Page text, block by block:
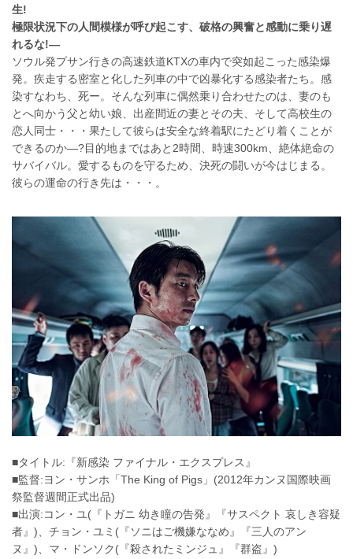
生!
極限状況下の人間模様が呼び起こす、破格の興奮と感動に乗り遅
れるな!―
ソウル発プサン行きの高速鉄道KTXの車内で突如起こった感染爆
発。疾走する密室と化した列車の中で凶暴化する感染者たち。感
染すなわち、死ー。そんな列車に偶然乗り合わせたのは、妻のも
とへ向かう父と幼い娘、出産間近の妻とその夫、そして高校生の
恋人同士・・・果たして彼らは安全な終着駅にたどり着くことが
できるのか―?目的地まではあと2時間、時速300km、絶体絶命の
サバイバル。愛するものを守るため、決死の闘いが今はじまる。
彼らの運命の行き先は・・・。
■タイトル:『新感染 ファイナル・エクスプレス』
■監督:ヨン・サンホ「The King of Pigs」(2012年カンヌ国際映画
祭監督週間正式出品)
■出演:コン・ユ(『トガニ 幼き瞳の告発』『サスペクト 哀しき容疑
者』)、チョン・ユミ(『ソニはご機嫌ななめ』『三人のアン
ヌ』)、マ・ドンソク(『殺されたミンジュ』『群盗』)